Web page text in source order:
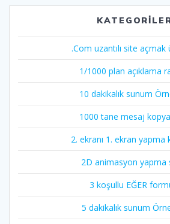
.Com uzantılı site açmak
1/1000 plan açıklama
10 dakikalık sunum
1000 tane mesaj
2. ekranı 1. ekran yapma
2D animasyon yapma
3 koşullu EĞER
5 dakikalık sunum